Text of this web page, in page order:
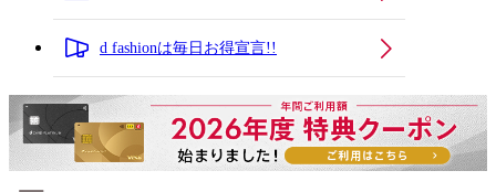
d fashionは毎日お得宣言!!